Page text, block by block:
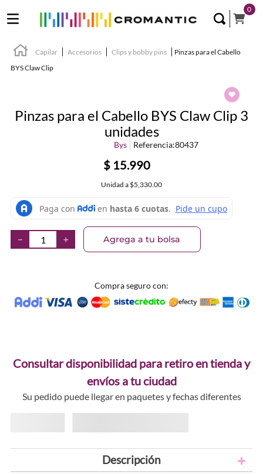
0
Capilar Accesorios Clips y bobby pins
Pinzas para el Cabello
BYS Claw Clip
Pinzas para el Cabello BYS Claw Clip 3
unidades
Bys Referencia:80437
$ 15.990
Unidad a $5,330.00
＋
－ Agrega a tu bolsa
Compra seguro con:
Consultar disponibilidad para retiro en tienda y
envíos a tu ciudad
Su pedido puede llegar en paquetes y fechas diferentes
Descripción